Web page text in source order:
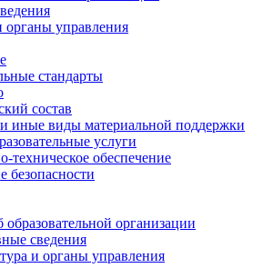
органы управления
стандарты
состав
иные виды материальной поддержки
услуги
техническое обеспечение
безопасности
образовательной организации
сведения
и органы управления